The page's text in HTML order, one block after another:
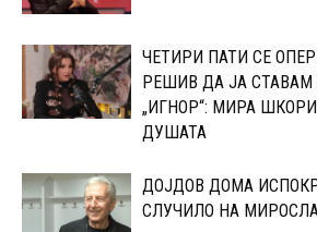
ЧЕТИРИ ПАТИ СЕ
РЕШИВ ДА ЈА СТАВАМ
„ИГНОР“: МИРА
ДУШАТА
ДОЈДОВ ДОМА
СЛУЧИЛО НА